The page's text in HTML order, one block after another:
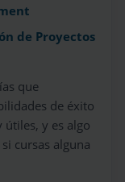
de Proyectos
que
de éxito
y es algo
cursas alguna